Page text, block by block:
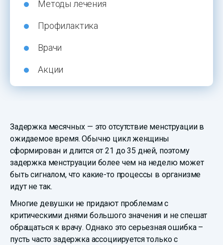
Методы лечения
Профилактика
Врачи
Акции
Задержка месячных — это отсутствие менструации в
ожидаемое время. Обычно цикл женщины
сформирован и длится от 21 до 35 дней, поэтому
задержка менструации более чем на неделю может
быть сигналом, что какие-то процессы в организме
идут не так.
Многие девушки не придают проблемам с
критическими днями большого значения и не спешат
обращаться к врачу. Однако это серьезная ошибка –
пусть часто задержка ассоциируется только с